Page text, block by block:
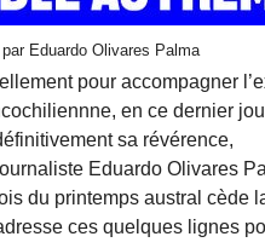
par Eduardo Olivares Palma
pour accompagner
en ce dernier
sa révérence,
Eduardo Olivares
du printemps austral cède
ces quelques lignes